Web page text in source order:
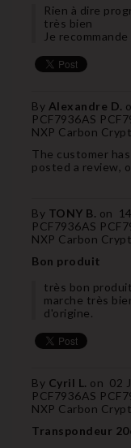
Rien à dire
très bien
Je
By Alexandre D.
PCF7936AS
NXP Carbon
The customer
posted a review,
By TONY B. on
PCF7936AS
NXP Carbon
Bon produit
très bon produit
marche très
d'origine.
By Cyril L. on 02
PCF7936AS
NXP Carbon
Transpondeur